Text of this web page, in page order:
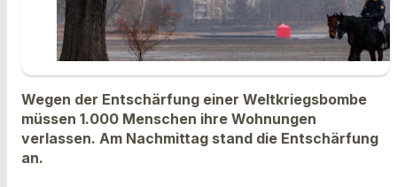
Wegen der Entschärfung einer Weltkriegsbombe
müssen 1.000 Menschen ihre Wohnungen
verlassen. Am Nachmittag stand die Entschärfung
an.